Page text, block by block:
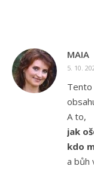
MAIA
5. 10.
A to,
jak
kdo
a bůh